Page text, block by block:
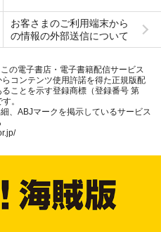
お客さまのご利用端末から
の情報の外部送信について
の電子書店・電子書籍配信サービス
コンテンツ使用許諾を得た正規版配
ことを示す登録商標（登録番号 第
。
、ABJマークを掲示しているサービス